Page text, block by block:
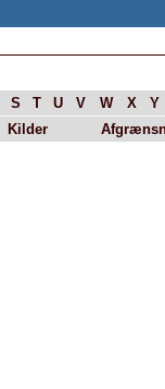
S T U V W X Y
Kilder